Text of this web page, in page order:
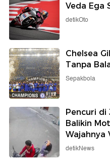
Veda Ega
detikOto
Chelsea
Tanpa
Sepakbola
Pencuri di
Balikin
Wajahnya
detikNews